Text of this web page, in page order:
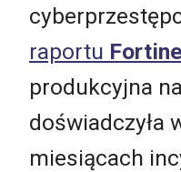
raportu
produkcyjna
doświadczyła
miesiącach